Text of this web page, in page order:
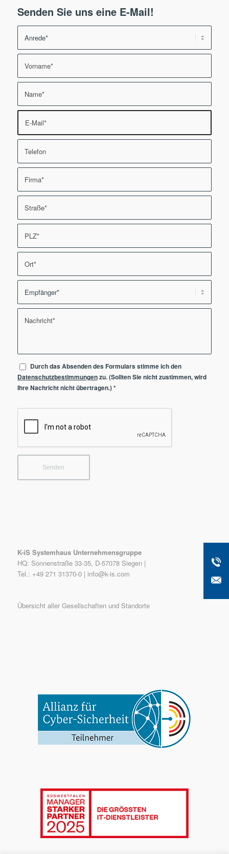
Senden Sie uns eine E-Mail!
Durch das Absenden des Formulars stimme ich den
Datenschutzbestimmungenzu. (Sollten Sie nicht zustimmen, wird
Ihre Nachricht nicht übertragen.)*
K-iS Systemhaus Unternehmensgruppe
HQ: Sonnenstraße 33-35, D-57078 Siegen |
Tel.: +49 271 31370-0 | info@k-is.com
Übersicht aller Gesellschaften und Standorte